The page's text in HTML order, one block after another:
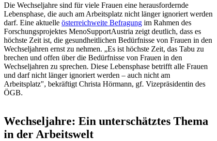
Die Wechseljahre sind für viele Frauen eine herausfordernde
Lebensphase, die auch am Arbeitsplatz nicht länger ignoriert werden
darf. Eine aktuelle österreichweite Befragung im Rahmen des
Forschungsprojektes MenoSupportAustria zeigt deutlich, dass es
höchste Zeit ist, die gesundheitlichen Bedürfnisse von Frauen in den
Wechseljahren ernst zu nehmen. „Es ist höchste Zeit, das Tabu zu
brechen und offen über die Bedürfnisse von Frauen in den
Wechseljahren zu sprechen. Diese Lebensphase betrifft alle Frauen
und darf nicht länger ignoriert werden – auch nicht am
Arbeitsplatz", bekräftigt Christa Hörmann, gf. Vizepräsidentin des
ÖGB.
Wechseljahre: Ein unterschätztes Thema
in der Arbeitswelt